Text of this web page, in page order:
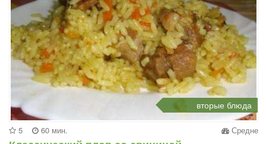
вторые блюда
5 60 мин. Средне